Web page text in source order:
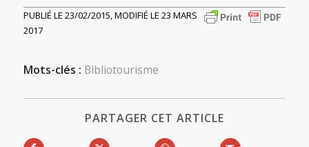
PUBLIÉ LE 23/02/2015, MODIFIÉ LE 23 MARS
2017
Mots-clés : Bibliotourisme
PARTAGER CET ARTICLE